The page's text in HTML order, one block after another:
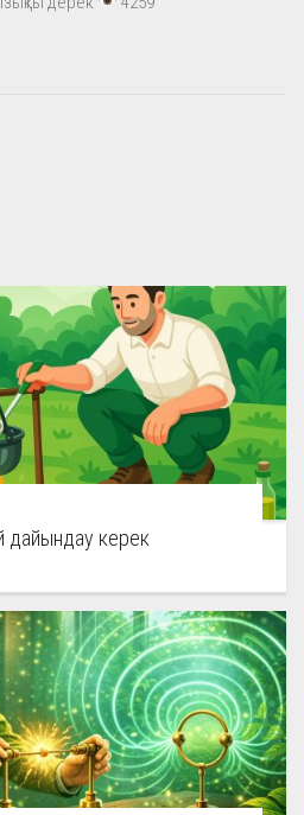
дайындау керек